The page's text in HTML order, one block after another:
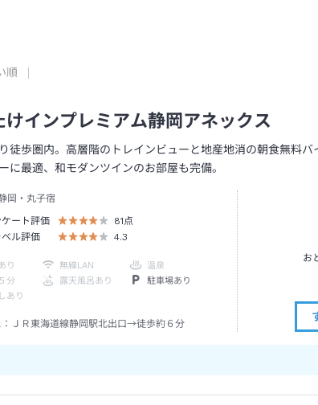
順
けインプレミアム静岡アネックス
徒歩圏内。高層階のトレインビューと地産地消の朝食無料バ
に最適、和モダンツインのお部屋も完備。
岡・丸子宿
ート評価
81点
ル評価
4.3
り 無線LAN
温泉
分
露天風呂あり
駐車場あり
あり
ＪＲ東海道線静岡駅北出口→徒歩約６分
お